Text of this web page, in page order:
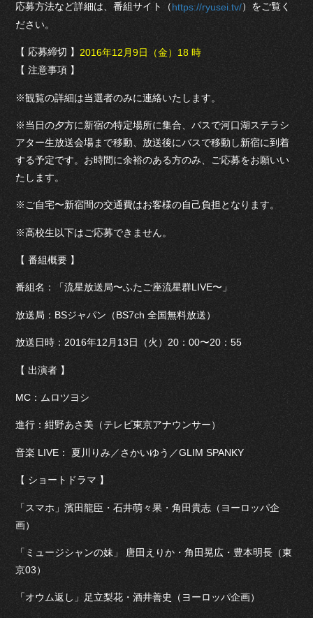
応募方法など詳細は、番組サイト（https://ryusei.tv/）をご覧く
ださい。
【 応募締切 】 2016年12月9日（金）18 時
【 注意事項 】
※観覧の詳細は当選者のみに連絡いたします。
※当日の夕方に新宿の特定場所に集合、バスで河口湖ステラシ
アター生放送会場まで移動、放送後にバスで移動し新宿に到着
する予定です。お時間に余裕のある方のみ、ご応募をお願いい
たします。
※ご自宅〜新宿間の交通費はお客様の自己負担となります。
※高校生以下はご応募できません。
【 番組概要 】
番組名：「流星放送局〜ふたご座流星群LIVE〜」
放送局：BSジャパン（BS7ch 全国無料放送）
放送日時：2016年12月13日（火）20：00〜20：55
【 出演者 】
MC：ムロツヨシ
進行：紺野あさ美（テレビ東京アナウンサー）
音楽 LIVE： 夏川りみ／さかいゆう／GLIM SPANKY
【 ショートドラマ 】
「スマホ」濱田龍臣・石井萌々果・角田貴志（ヨーロッパ企
画）
「ミュージシャンの妹」 唐田えりか・角田晃広・豊本明長（東
京03）
「オウム返し」足立梨花・酒井善史（ヨーロッパ企画）